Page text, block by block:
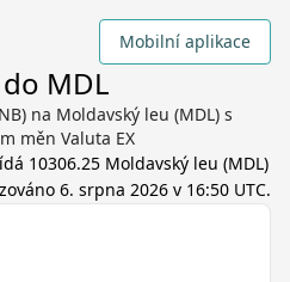
Mobilní aplikace
MDL
na Moldavský leu (MDL) s
měn Valuta EX
10306.25 Moldavský leu (MDL)
6. srpna 2026 v 16:50 UTC.